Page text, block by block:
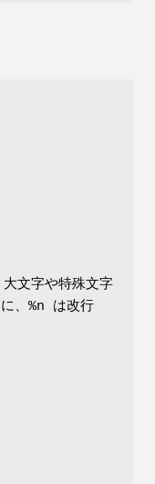
文字や特殊文字
、%n は改行